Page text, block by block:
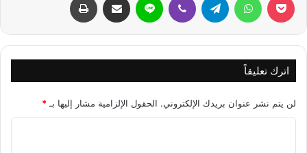
اترك تعليقاً
لن يتم نشر عنوان بريدك الإلكتروني. الحقول الإلزامية مشار إليها بـ *